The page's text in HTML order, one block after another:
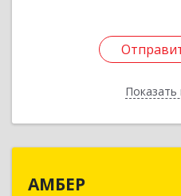
Показать
АМБЕР